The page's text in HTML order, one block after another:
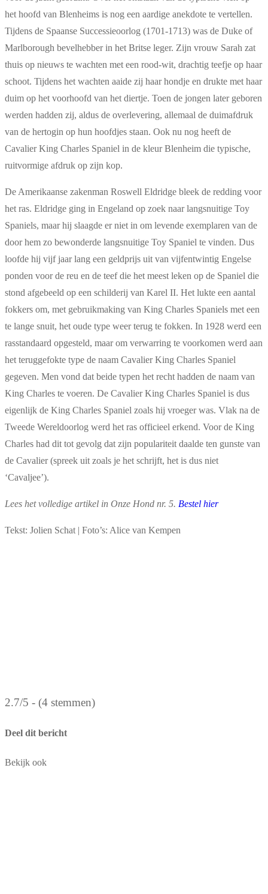
het hoofd van Blenheims is nog een aardige anekdote te vertellen.
Tijdens de Spaanse Successieoorlog (1701-1713) was de Duke of
Marlborough bevelhebber in het Britse leger. Zijn vrouw Sarah zat
thuis op nieuws te wachten met een rood-wit, drachtig teefje op haar
schoot. Tijdens het wachten aaide zij haar hondje en drukte met haar
duim op het voorhoofd van het diertje. Toen de jongen later geboren
werden hadden zij, aldus de overlevering, allemaal de duimafdruk
van de hertogin op hun hoofdjes staan. Ook nu nog heeft de
Cavalier King Charles Spaniel in de kleur Blenheim die typische,
ruitvormige afdruk op zijn kop.
De Amerikaanse zakenman Roswell Eldridge bleek de redding voor
het ras. Eldridge ging in Engeland op zoek naar langsnuitige Toy
Spaniels, maar hij slaagde er niet in om levende exemplaren van de
door hem zo bewonderde langsnuitige Toy Spaniel te vinden. Dus
loofde hij vijf jaar lang een geldprijs uit van vijfentwintig Engelse
ponden voor de reu en de teef die het meest leken op de Spaniel die
stond afgebeeld op een schilderij van Karel II. Het lukte een aantal
fokkers om, met gebruikmaking van King Charles Spaniels met een
te lange snuit, het oude type weer terug te fokken. In 1928 werd een
rasstandaard opgesteld, maar om verwarring te voorkomen werd aan
het teruggefokte type de naam Cavalier King Charles Spaniel
gegeven. Men vond dat beide typen het recht hadden de naam van
King Charles te voeren. De Cavalier King Charles Spaniel is dus
eigenlijk de King Charles Spaniel zoals hij vroeger was. Vlak na de
Tweede Wereldoorlog werd het ras officieel erkend. Voor de King
Charles had dit tot gevolg dat zijn populariteit daalde ten gunste van
de Cavalier (spreek uit zoals je het schrijft, het is dus niet
‘Cavaljee’).
Lees het volledige artikel in Onze Hond nr. 5. Bestel hier
Tekst: Jolien Schat | Foto’s: Alice van Kempen
2.7/5 - (4 stemmen)
Deel dit bericht
Bekijk ook